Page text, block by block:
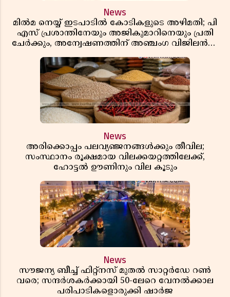
News
മിൽമ നെയ്യ് ഇടപാടിൽ കോടികളുടെ അഴിമതി; പി
എസ് പ്രശാന്തിനേയും അജികുമാറിനെയും പ്രതി
ചേർക്കും, അന്വേഷണത്തിന് അഞ്ചംഗ വിജിലൻസ്
News
അരിക്കൊപ്പം പലവ്യഞ്ജനങ്ങൾക്കും തീവില;
സംസ്ഥാനം രൂക്ഷമായ വിലക്കയറ്റത്തിലേക്ക്,
ഹോട്ടൽ ഊണിനും വില കൂടും
News
സൗജന്യ ബീച്ച് ഫിറ്റ്നസ് മുതൽ സാറ്റർഡേ റൺ
വരെ; സന്ദർശകർക്കായി 50-ലേറെ വേനൽക്കാല
പരിപാടികളൊരുക്കി ഷാർജ